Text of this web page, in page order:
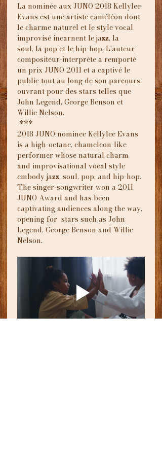
La nominée aux JUNO 2018 Kellylee
Evans est une artiste caméléon dont
le charme naturel et le style vocal
improvisé incarnent le jazz, la
soul, la pop et le hip-hop. L'auteur-
compositeur-interprète a remporté
un prix JUNO 2011 et a captivé le
public tout au long de son parcours,
ouvrant pour des stars telles que
John Legend, George Benson et
Willie Nelson.
***
2018 JUNO nominee Kellylee Evans
is a high-octane, chameleon-like
performer whose natural charm
and improvisational vocal style
embody jazz, soul, pop, and hip-hop.
The singer-songwriter won a 2011
JUNO Award and has been
captivating audiences along the way,
opening for  stars such as John
Legend, George Benson and Willie
Nelson.